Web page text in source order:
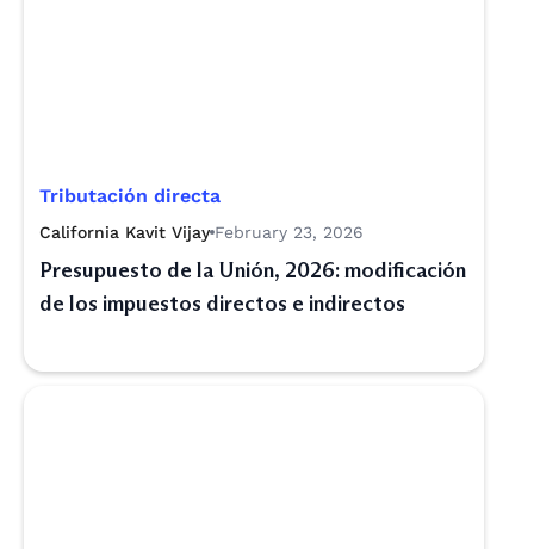
Tributación directa
California Kavit Vijay February 23, 2026
Presupuesto de la Unión, 2026: modificación
de los impuestos directos e indirectos